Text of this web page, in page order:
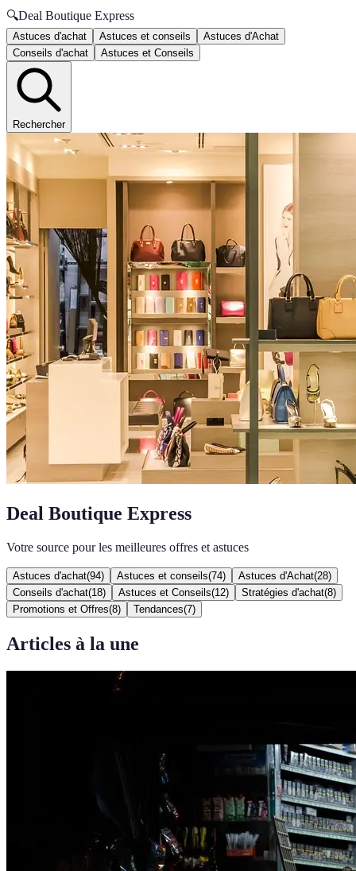
🔍Deal Boutique Express
Astuces d'achat Astuces et conseils
Astuces d'Achat
Conseils d'achat
Astuces et Conseils
Rechercher
Deal Boutique Express
Votre source pour les meilleures offres et astuces
Astuces d'achat(94) Astuces et conseils(74) Astuces d'Achat(28)
Conseils d'achat(18) Astuces et Conseils(12) Stratégies d'achat(8)
Promotions et Offres(8) Tendances(7)
Articles à la une